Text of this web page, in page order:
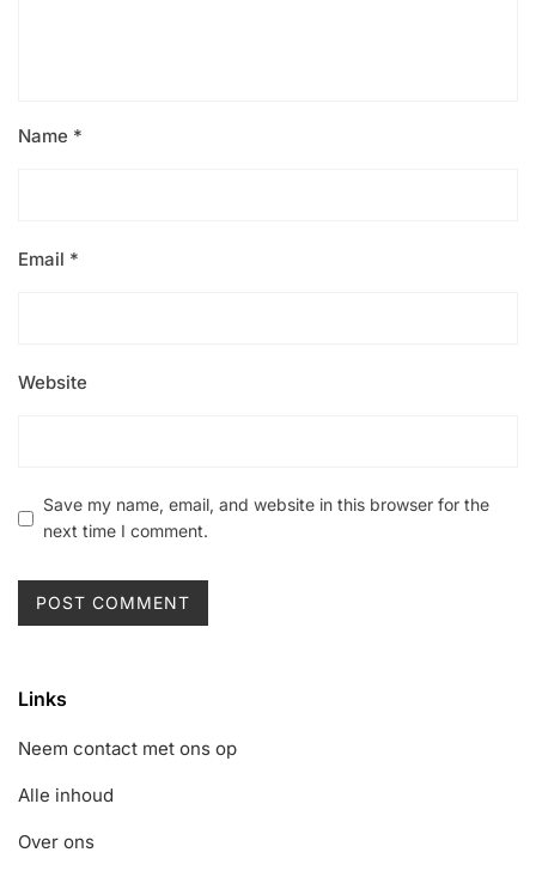
Name *
Email *
Website
Save my name, email, and website in this browser for the
next time I comment.
Links
Neem contact met ons op
Alle inhoud
Over ons